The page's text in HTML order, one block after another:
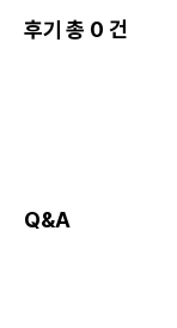
후기 총 0 건
Q&A